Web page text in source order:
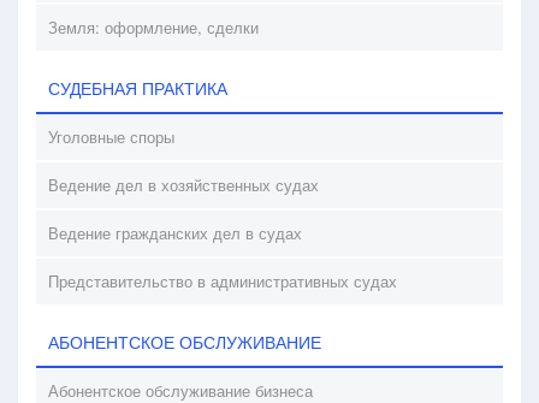
Земля: оформление, сделки
СУДЕБНАЯ ПРАКТИКА
Уголовные споры
Ведение дел в хозяйственных судах
Ведение гражданских дел в судах
Представительство в административных судах
АБОНЕНТСКОЕ ОБСЛУЖИВАНИЕ
Абонентское обслуживание бизнеса